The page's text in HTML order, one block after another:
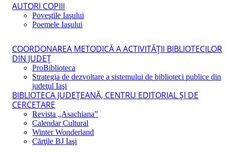
AUTORI COPIII
Poveştile Iaşului
Poemele Iaşului
COORDONAREA METODICĂ A ACTIVITĂŢII BIBLIOTECILOR
DIN JUDEŢ
ProBiblioteca
Strategia de dezvoltare a sistemului de biblioteci publice din
judeţul Iaşi
BIBLIOTECA JUDEŢEANĂ, CENTRU EDITORIAL ŞI DE
CERCETARE
Revista „Asachiana”
Calendar Cultural
Winter Wonderland
Cărţile BJ Iaşi